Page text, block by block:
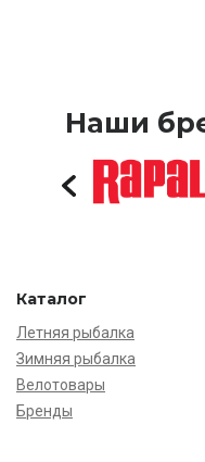
Наши
Каталог
Летняя рыбалка
Зимняя рыбалка
Велотовары
Бренды